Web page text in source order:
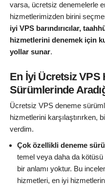
varsa, ücretsiz denemelerle
hizmetlerimizden birini
iyi VPS barındırıcılar,
hizmetlerini denemek için
yollar sunar.
En İyi Ücretsiz VPS
Sürümlerinde
Ücretsiz VPS deneme
hizmetlerini karşılaştırırken,
verdim.
Çok özellikli deneme
temel veya daha da kötüsü
bir anlamı yoktur. Bu
hizmetleri, en iyi